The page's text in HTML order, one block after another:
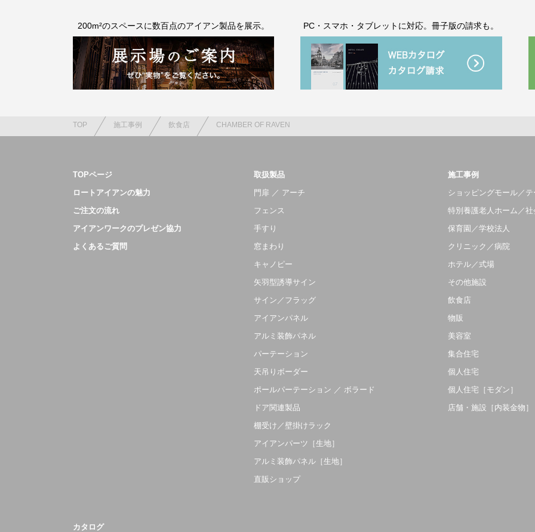
200m²のスペースに数百点のアイアン製品を展示。 PC・スマホ・タブレットに対応。冊子版の請求も。
TOP 施工事例 飲食店 CHAMBER OF RAVEN
TOPページ
ロートアイアンの魅力
ご注文の流れ
アイアンワークのプレゼン協力
よくあるご質問
取扱製品
門扉 ／ アーチ
フェンス
手すり
窓まわり
キャノピー
矢羽型誘導サイン
サイン／フラッグ
アイアンパネル
アルミ装飾パネル
パーテーション
天吊りボーダー
ポールパーテーション ／ ボラード
ドア関連製品
棚受け／壁掛けラック
アイアンパーツ［生地］
アルミ装飾パネル［生地］
直販ショップ
施工事例
ショッピングモール／テ
特別養護老人ホーム／社
保育園／学校法人
クリニック／病院
ホテル／式場
その他施設
飲食店
物販
美容室
集合住宅
個人住宅
個人住宅［モダン］
店舗・施設［内装金物］
カタログ